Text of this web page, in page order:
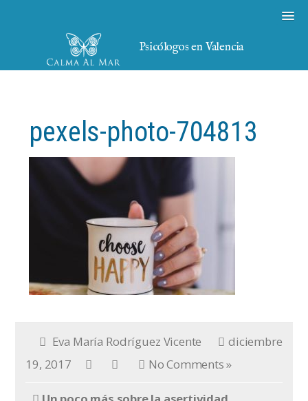
Psicólogos en Valencia
pexels-photo-704813
Eva María Rodríguez Vicente
diciembre
19, 2017
No Comments »